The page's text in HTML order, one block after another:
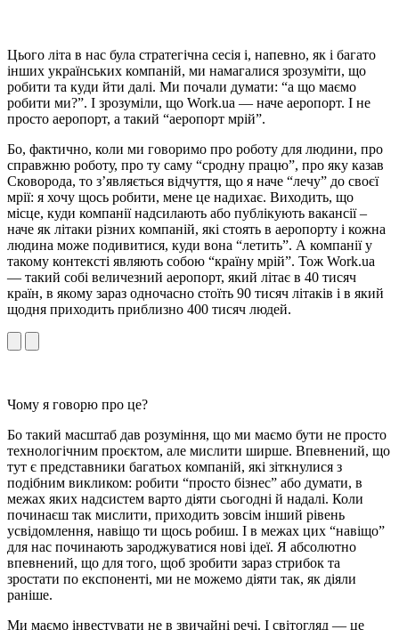
Цього літа в нас була стратегічна сесія і, напевно, як і багато
інших українських компаній, ми намагалися зрозуміти, що
робити та куди йти далі. Ми почали думати: “а що маємо
робити ми?”. І зрозуміли, що Work.ua — наче аеропорт. І не
просто аеропорт, а такий “аеропорт мрій”.
Бо, фактично, коли ми говоримо про роботу для людини, про
справжню роботу, про ту саму “сродну працю”, про яку казав
Сковорода, то з’являється відчуття, що я наче “лечу” до своєї
мрії: я хочу щось робити, мене це надихає. Виходить, що
місце, куди компанії надсилають або публікують вакансії –
наче як літаки різних компаній, які стоять в аеропорту і кожна
людина може подивитися, куди вона “летить”. А компанії у
такому контексті являють собою “країну мрій”. Тож Work.ua
— такий собі величезний аеропорт, який літає в 40 тисяч
країн, в якому зараз одночасно стоїть 90 тисяч літаків і в який
щодня приходить приблизно 400 тисяч людей.
Чому я говорю про це?
Бо такий масштаб дав розуміння, що ми маємо бути не просто
технологічним проєктом, але мислити ширше. Впевнений, що
тут є представники багатьох компаній, які зіткнулися з
подібним викликом: робити “просто бізнес” або думати, в
межах яких надсистем варто діяти сьогодні й надалі. Коли
починаєш так мислити, приходить зовсім інший рівень
усвідомлення, навіщо ти щось робиш. І в межах цих “навіщо”
для нас починають зароджуватися нові ідеї. Я абсолютно
впевнений, що для того, щоб зробити зараз стрибок та
зростати по експоненті, ми не можемо діяти так, як діяли
раніше.
Ми маємо інвестувати не в звичайні речі. І світогляд — це